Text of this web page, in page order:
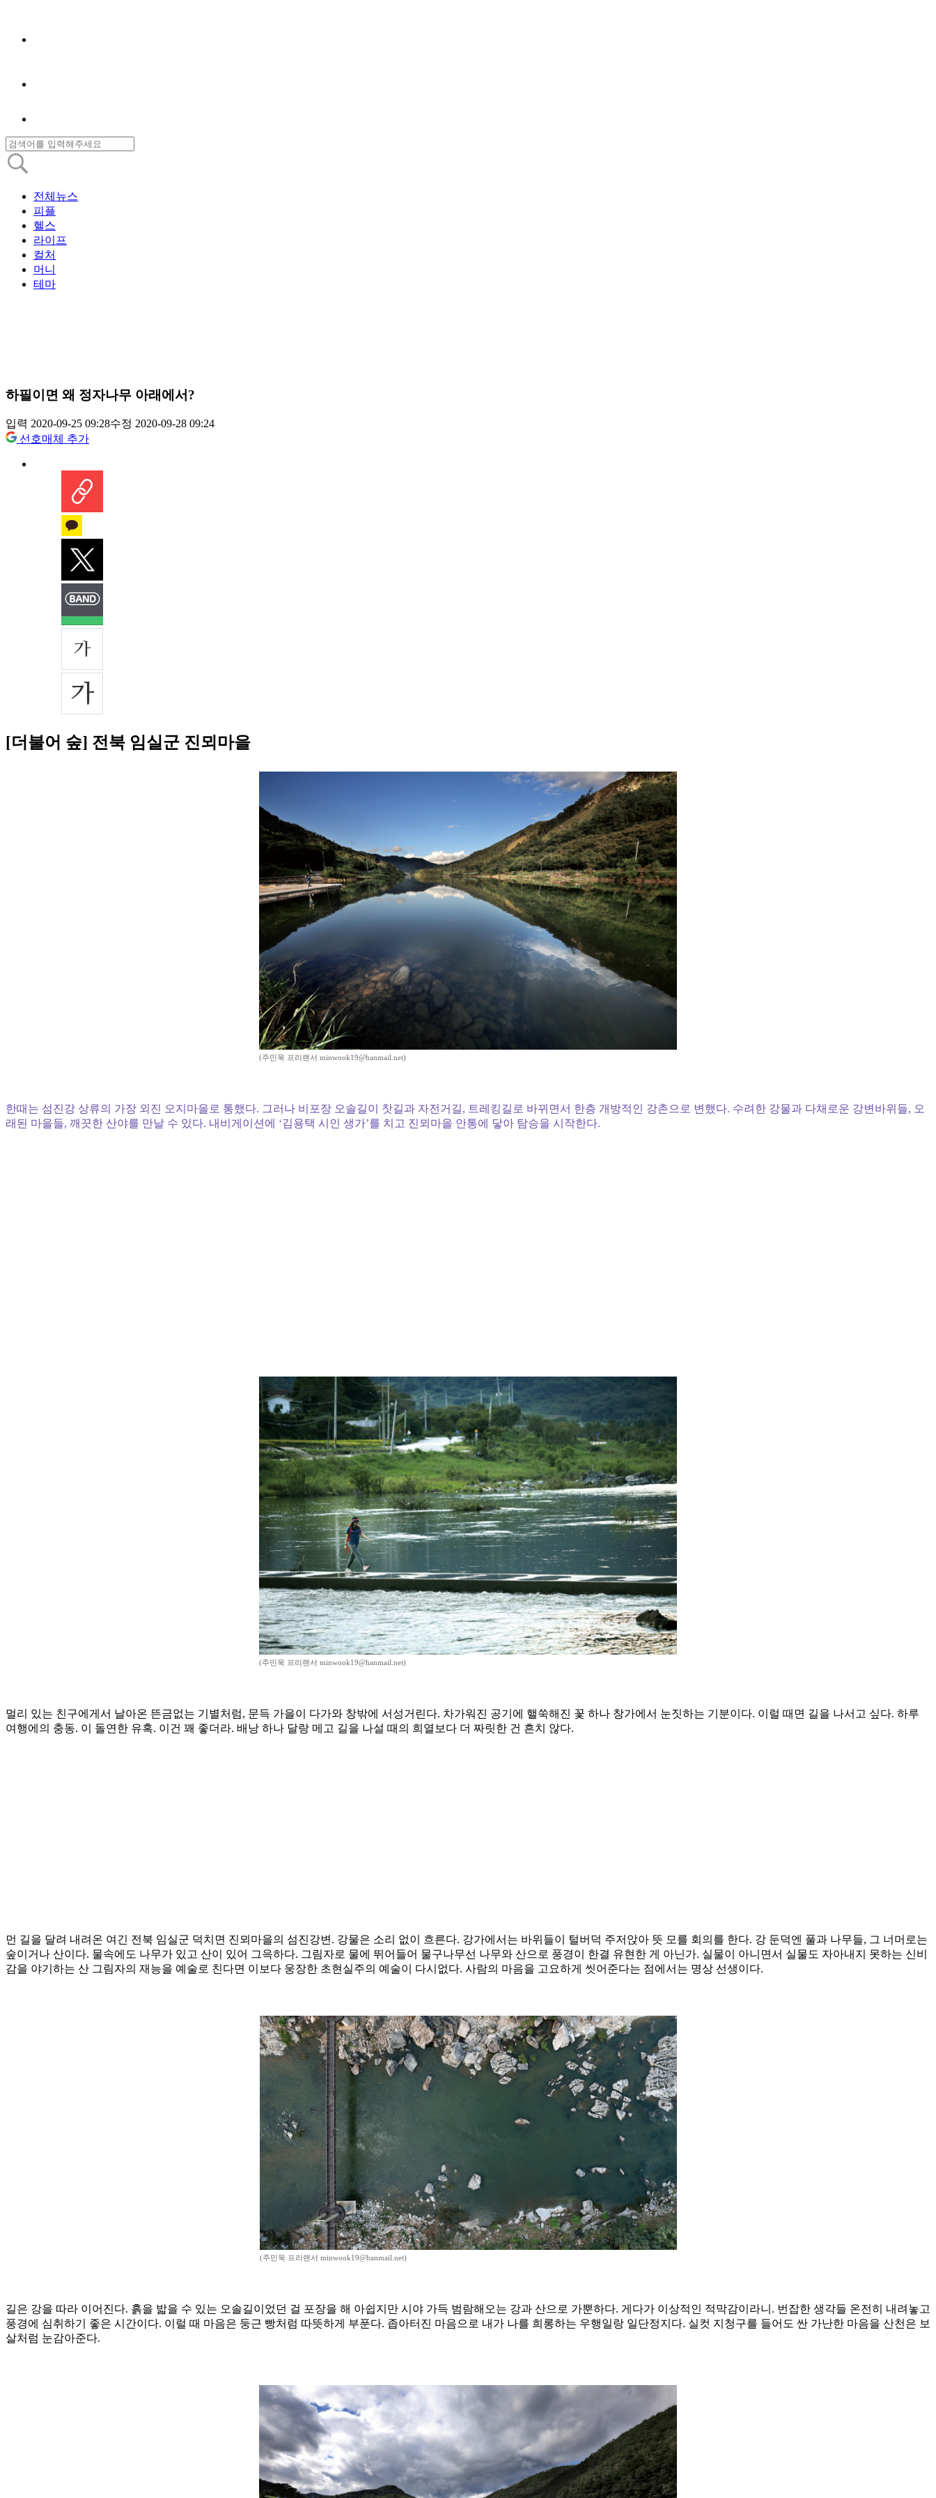
전체뉴스
피플
헬스
라이프
컬처
머니
테마
하필이면 왜 정자나무 아래에서?
입력 2020-09-25 09:28수정 2020-09-28 09:24
선호매체 추가
[더불어 숲] 전북 임실군 진뫼마을
(주민욱 프리랜서 minwook19@hanmail.net)
한때는 섬진강 상류의 가장 외진 오지마을로 통했다. 그러나 비포장 오솔길이 찻길과 자전거길, 트레킹길로 바뀌면서 한층 개방적인 강촌으로 변했다. 수려한 강물과 다채로운 강변바위들, 오
래된 마을들, 깨끗한 산야를 만날 수 있다. 내비게이션에 ‘김용택 시인 생가’를 치고 진뫼마을 안통에 닿아 탐승을 시작한다.
(주민욱 프리랜서 minwook19@hanmail.net)
멀리 있는 친구에게서 날아온 뜬금없는 기별처럼, 문득 가을이 다가와 창밖에 서성거린다. 차가워진 공기에 핼쑥해진 꽃 하나 창가에서 눈짓하는 기분이다. 이럴 때면 길을 나서고 싶다. 하루
여행에의 충동. 이 돌연한 유혹. 이건 꽤 좋더라. 배낭 하나 달랑 메고 길을 나설 때의 희열보다 더 짜릿한 건 흔치 않다.
먼 길을 달려 내려온 여긴 전북 임실군 덕치면 진뫼마을의 섬진강변. 강물은 소리 없이 흐른다. 강가에서는 바위들이 털버덕 주저앉아 뜻 모를 회의를 한다. 강 둔덕엔 풀과 나무들, 그 너머로는
숲이거나 산이다. 물속에도 나무가 있고 산이 있어 그윽하다. 그림자로 물에 뛰어들어 물구나무선 나무와 산으로 풍경이 한결 유현한 게 아닌가. 실물이 아니면서 실물도 자아내지 못하는 신비
감을 야기하는 산 그림자의 재능을 예술로 친다면 이보다 웅장한 초현실주의 예술이 다시없다. 사람의 마음을 고요하게 씻어준다는 점에서는 명상 선생이다.
(주민욱 프리랜서 minwook19@hanmail.net)
길은 강을 따라 이어진다. 흙을 밟을 수 있는 오솔길이었던 걸 포장을 해 아쉽지만 시야 가득 범람해오는 강과 산으로 가뿐하다. 게다가 이상적인 적막감이라니. 번잡한 생각들 온전히 내려놓고
풍경에 심취하기 좋은 시간이다. 이럴 때 마음은 둥근 빵처럼 따뜻하게 부푼다. 좁아터진 마음으로 내가 나를 희롱하는 우행일랑 일단정지다. 실컷 지청구를 들어도 싼 가난한 마음을 산천은 보
살처럼 눈감아준다.